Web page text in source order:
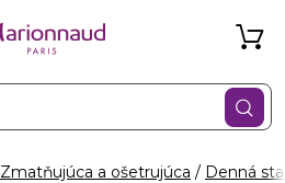
Zmatňujúca a ošetrujúca Denná